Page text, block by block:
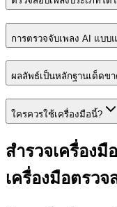
การตรวจจับเพลง AI แบบ
ผลลัพธ์เป็นหลักฐานเด็ดข
ใครควรใช้เครื่องมือนี้?
สำรวจเครื่องมื
เครื่องมือตรว